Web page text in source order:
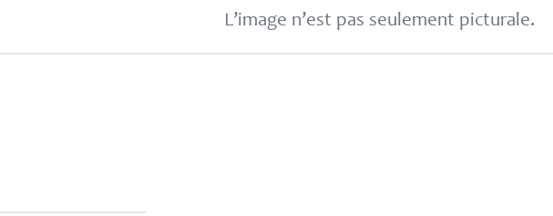
L’image n’est pas seulement picturale.